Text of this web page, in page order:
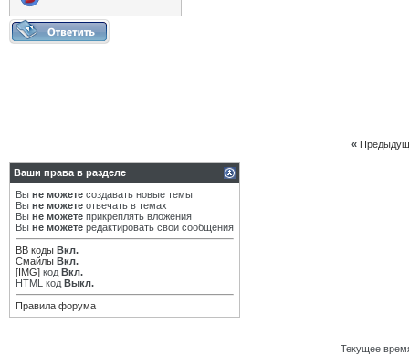
«
Ваши права в разделе
Вы не можете создавать новые темы
Вы не можете отвечать в темах
Вы не можете прикреплять вложения
Вы не можете редактировать свои сообщения
BB коды Вкл.
Смайлы Вкл.
[IMG] код Вкл.
HTML код Выкл.
Правила форума
Текущее